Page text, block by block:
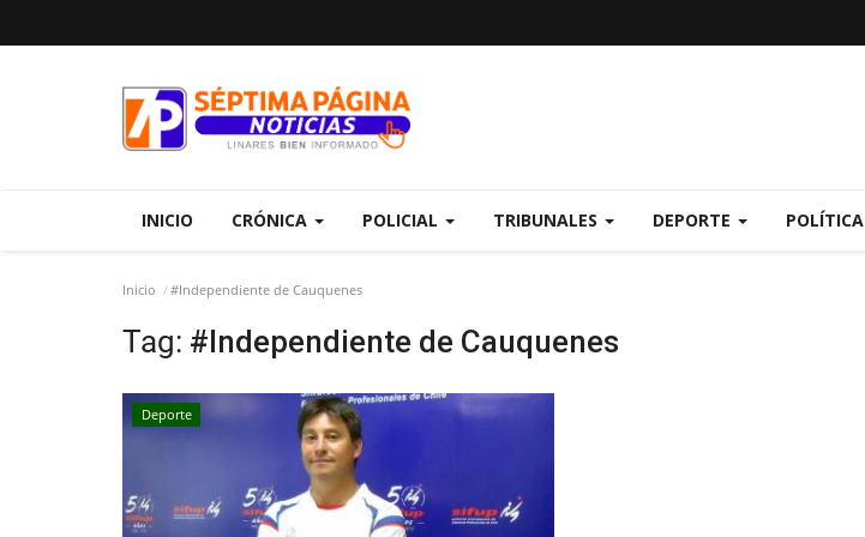
INICIO CRÓNICA POLICIAL TRIBUNALES DEPORTE POLÍTICA
Inicio #Independiente de Cauquenes
Tag: #Independiente de Cauquenes
Deporte